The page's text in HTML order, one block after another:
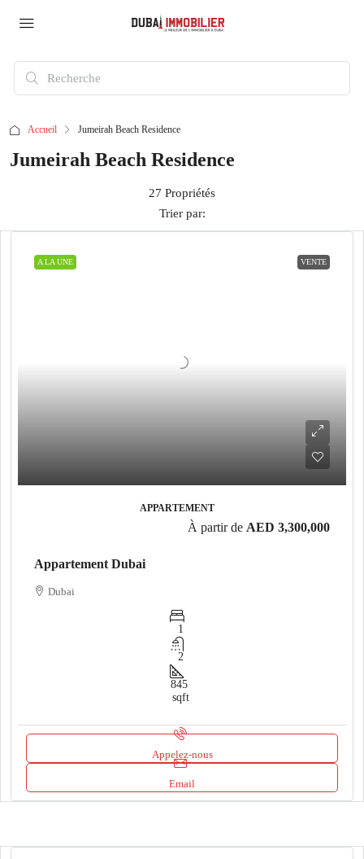
Accueil Jumeirah Beach Residence
Jumeirah Beach Residence
27 Propriétés
Trier par:
A LA UNE VENTE
APPARTEMENT
À partir de AED 3,300,000
Appartement Dubai
Dubai
1
2
845
sqft
Appelez-nous
Email